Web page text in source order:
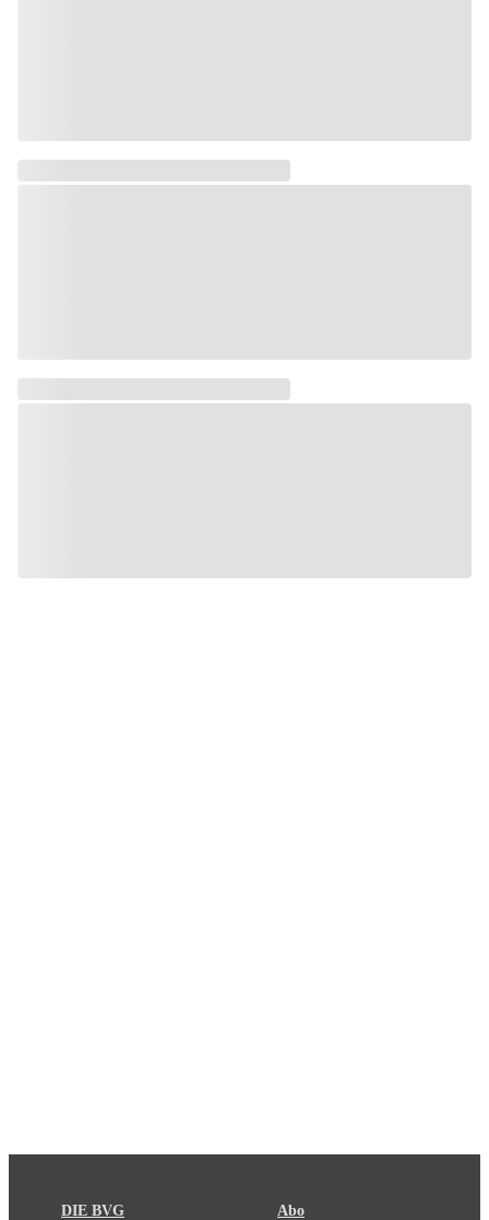
DIE BVG
Abo